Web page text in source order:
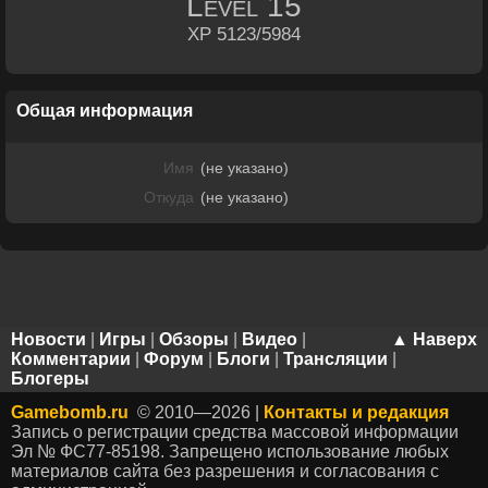
XP 5123/5984
Общая информация
Имя (не указано)
Откуда (не указано)
▲ Наверх
Новости Игры Обзоры Видео
Комментарии
Форум Блоги Трансляции
Блогеры
Gamebomb.ru © 2010—2026 |
Контакты и редакция
Запись о регистрации средства массовой информации
Эл № ФС77-85198. Запрещено использование любых
материалов сайта без разрешения и согласования с